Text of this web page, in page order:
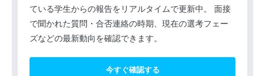
ている学生からの報告をリアルタイムで更新中。 面接
で聞かれた質問・合否連絡の時期、現在の選考フェー
ズなどの最新動向を確認できます。
今すぐ確認する